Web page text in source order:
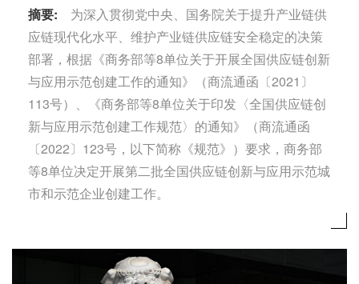
摘要: 为深入贯彻党中央、国务院关于提升产业链供
应链现代化水平、维护产业链供应链安全稳定的决策
部署，根据《商务部等8单位关于开展全国供应链创新
与应用示范创建工作的通知》（商流通函〔2021〕
113号）、《商务部等8单位关于印发〈全国供应链创
新与应用示范创建工作规范〉的通知》（商流通函
〔2022〕123号，以下简称《规范》）要求，商务部
等8单位决定开展第二批全国供应链创新与应用示范城
市和示范企业创建工作。